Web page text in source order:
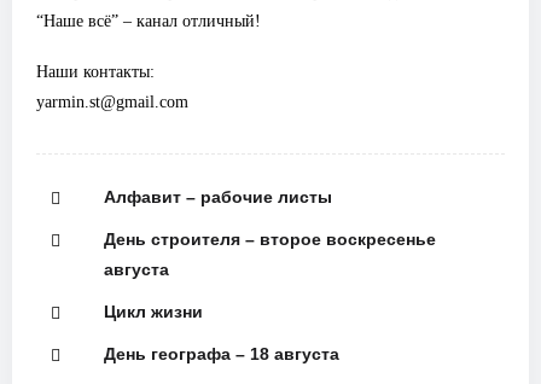
“Наше всё” – канал отличный!
Наши контакты:
yarmin.st@gmail.com
Алфавит – рабочие листы
День строителя – второе воскресенье
августа
Цикл жизни
День географа – 18 августа